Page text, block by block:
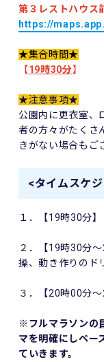
第３レストハウス
https://
★集合時間★
【19時30分】
★注意事項★
公園内に更衣室、
者の方々がたくさ
きがない場合もご
<タイムスケ
１．【19時30分
２．【19時30分
操、動き作りのド
３．【20時00分
※フルマラソンの
マを明確にしペー
ていきます。